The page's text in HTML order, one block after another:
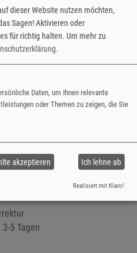
brillanten Farbkraft
Damit Ihr
farbintensiv erhalten
eine direkte
echtem Bütten-Papier
wird auf eine
kann
5 Tagen
dieser Website nutzen möchten,
Sagen! Aktivieren oder
für richtig halten. Um mehr zu
.
Daten, um Ihnen relevante
oder Themen zu zeigen, die Sie
Ich lehne ab
akzeptieren
Realisiert mit Klaro!